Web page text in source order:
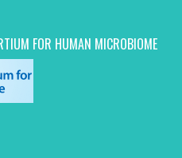
FOR HUMAN MICROBIOME